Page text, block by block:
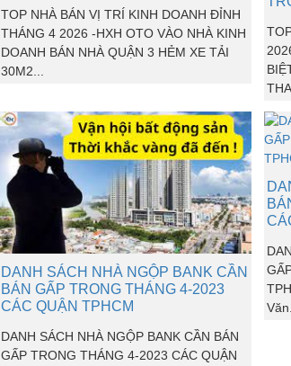
TOP NHÀ BÁN VỊ TRÍ KINH DOANH ĐỈNH
THÁNG 4 2026 -HXH OTO VÀO NHÀ KINH
DOANH BÁN NHÀ QUẬN 3 HẺM XE TẢI
30M2...
DANH SÁCH NHÀ NGỘP BANK CẦN
BÁN GẤP TRONG THÁNG 4-2023
CÁC QUẬN TPHCM
DANH SÁCH NHÀ NGỘP BANK CẦN BÁN
GẤP TRONG THÁNG 4-2023 CÁC QUẬN